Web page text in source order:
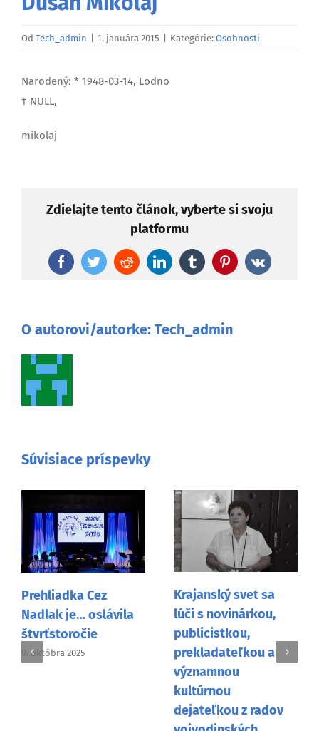
Od Tech_admin 1. januára 2015 Kategórie: Osobnosti
Narodený: * 1948-03-14, Lodno
† NULL,
mikolaj
Zdielajte tento článok, vyberte si svoju
platformu
FacebookTwitterRedditLinkedInTumblr Pinterest
Vk
O autorovi/autorke: Tech_admin
Súvisiace príspevky
Prehliadka Cez
Nadlak je… oslávila
štvrťstoročie
9. októbra 2025
Krajanský svet sa
lúči s novinárkou,
publicistkou,
prekladateľkou a
významnou
kultúrnou
dejateľkou z radov